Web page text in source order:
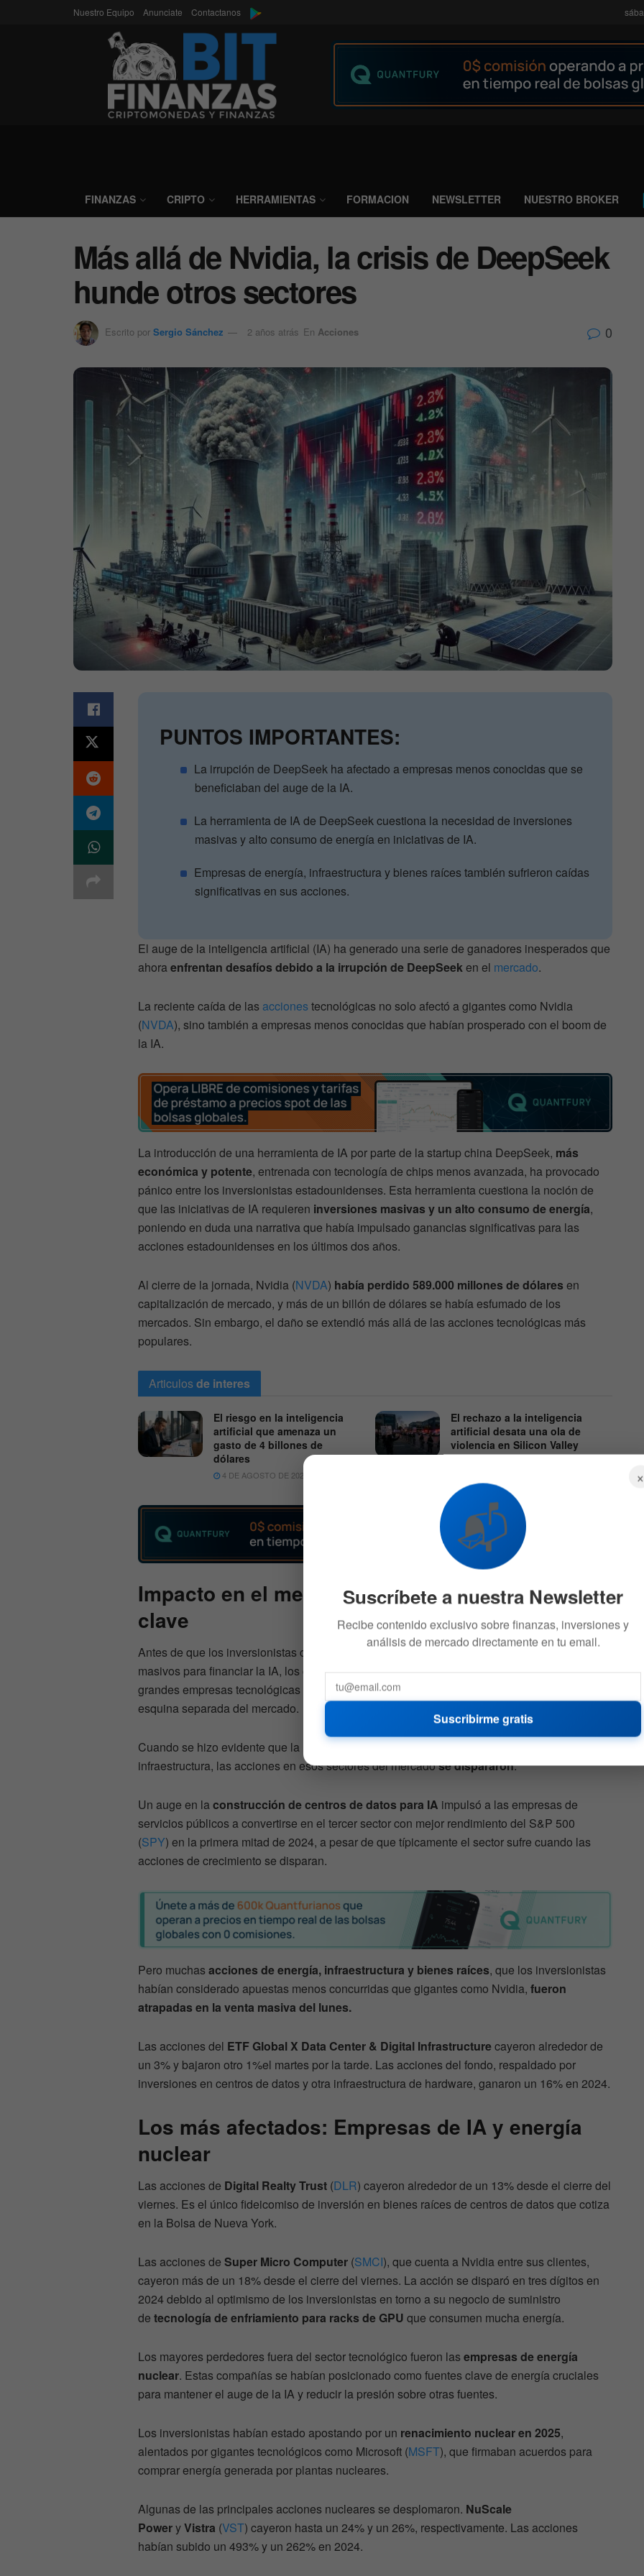
Nuestro Equipo Anunciate Contactanos
FINANZAS CRIPTO HERRAMIENTAS FORMACION NEWSLETTER NUESTRO BROKER
Más allá de Nvidia, la crisis de DeepSeek
hunde otros sectores
Escrito por Sergio Sánchez 2 años atrás En Acciones 0
PUNTOS IMPORTANTES:
La irrupción de DeepSeek ha afectado a empresas menos conocidas que se
beneficiaban del auge de la IA.
La herramienta de IA de DeepSeek cuestiona la necesidad de inversiones
masivas y alto consumo de energía en iniciativas de IA.
Empresas de energía, infraestructura y bienes raíces también sufrieron caídas
significativas en sus acciones.
El auge de la inteligencia artificial (IA) ha generado una serie de ganadores inesperados que
ahoraenfrentan desafíos debido a la irrupción de DeepSeeken el mercado.
La reciente caída de las accionestecnológicas no solo afectó a gigantes como Nvidia
(NVDA), sino también a empresas menos conocidas que habían prosperado con el boom de
la IA.
La introducción de una herramienta de IA por parte de la startup china DeepSeek, más
económica y potente, entrenada con tecnología de chips menos avanzada, ha provocado
pánico entre los inversionistas estadounidenses. Esta herramienta cuestiona la noción de
que las iniciativas de IA requieren inversiones masivas y un alto consumo de energía,
poniendo en duda una narrativa que había impulsado ganancias significativas para las
acciones estadounidenses en los últimos dos años.
Al cierre de la jornada, Nvidia (NVDA) había perdido 589.000 millones de dólares en
capitalización de mercado, y más de un billón de dólares se había esfumado de los
mercados. Sin embargo, el daño se extendió más allá de las acciones tecnológicas más
populares.
Articulosde interes
El riesgo en la inteligencia
artificial que amenaza un
gasto de 4 billones de
dólares
4 DE AGOSTO DE 2026
El rechazo a la inteligencia
artificial desata una ola de
violencia en Silicon Valley
Impacto en el mercado y el declive de empresas
clave
Antes de que los inversionistas comenzaran a cuestionar la necesidad de gastos de capital
masivos para financiar la IA, los cientos de miles de millones de dólares gastados por las
grandes empresas tecnológicas estadounidenses provocaron un renacimiento en una
esquina separada del mercado.
Cuando se hizo evidente que la nueva tecnología requeriría vastos recursos energéticos e
infraestructura, las acciones en esos sectores del mercadose dispararon.
Un auge en laconstrucción de centros de datos para IA impulsó a las empresas de
servicios públicos a convertirse en el tercer sector con mejor rendimiento del S&P 500
(SPY) en la primera mitad de 2024, a pesar de que típicamente el sector sufre cuando las
acciones de crecimiento se disparan.
Pero muchasacciones de energía, infraestructura y bienes raíces, que los inversionistas
habían considerado apuestas menos concurridas que gigantes como Nvidia, fueron
atrapadas en la venta masiva del lunes.
Las acciones del ETF Global X Data Center & Digital Infrastructurecayeron alrededor de
un 3% y bajaron otro 1%el martes por la tarde. Las acciones del fondo, respaldado por
inversiones en centros de datos y otra infraestructura de hardware, ganaron un 16% en 2024.
Los más afectados: Empresas de IA y energía
nuclear
Las acciones de Digital Realty Trust (DLR) cayeron alrededor de un 13% desde el cierre del
viernes. Es el único fideicomiso de inversión en bienes raíces de centros de datos que cotiza
en la Bolsa de Nueva York.
Las acciones de Super Micro Computer (SMCI), que cuenta a Nvidia entre sus clientes,
cayeron más de un 18% desde el cierre del viernes. La acción se disparó en tres dígitos en
2024 debido al optimismo de los inversionistas en torno a su negocio de suministro
de tecnología de enfriamiento para racks de GPU que consumen mucha energía.
Los mayores perdedores fuera del sector tecnológico fueron lasempresas de energía
nuclear. Estas compañías se habían posicionado como fuentes clave de energía cruciales
para mantener el auge de la IA y reducir la presión sobre otras fuentes.
Los inversionistas habían estado apostando por un renacimiento nuclear en 2025,
alentados por gigantes tecnológicos como Microsoft (MSFT), que firmaban acuerdos para
comprar energía generada por plantas nucleares.
Algunas de las principales acciones nucleares se desplomaron. NuScale
PoweryVistra (VST) cayeron hasta un 24% y un 26%, respectivamente. Las acciones
habían subido un 493% y un 262% en 2024.
×
📬
Suscríbete a nuestra Newsletter
Recibe contenido exclusivo sobre finanzas, inversiones y
análisis de mercado directamente en tu email.
Suscribirme gratis